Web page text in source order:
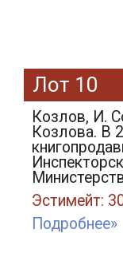
Лот 10
Козлов, И.
Козлова. В
Эстимейт:
Подробнее»